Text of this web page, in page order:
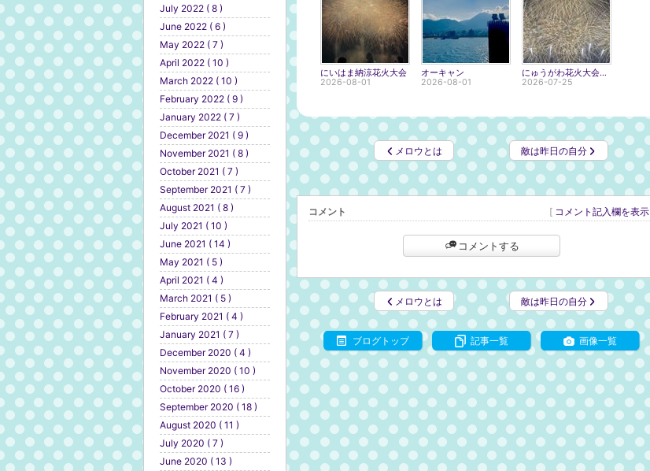
にいはま納涼花火大会
2026-08-01
オーキャン
2026-08-01
にゅうがわ花火大会2026
2026-07-25
メロウとは 敵は昨日の自分
[ コメント記入欄を表示
コメント
コメントする
メロウとは 敵は昨日の自分
ブログトップ 記事一覧 画像一覧
July 2022 ( 8 )
June 2022 ( 6 )
May 2022 ( 7 )
April 2022 ( 10 )
March 2022 ( 10 )
February 2022 ( 9 )
January 2022 ( 7 )
December 2021 ( 9 )
November 2021 ( 8 )
October 2021 ( 7 )
September 2021 ( 7 )
August 2021 ( 8 )
July 2021 ( 10 )
June 2021 ( 14 )
May 2021 ( 5 )
April 2021 ( 4 )
March 2021 ( 5 )
February 2021 ( 4 )
January 2021 ( 7 )
December 2020 ( 4 )
November 2020 ( 10 )
October 2020 ( 16 )
September 2020 ( 18 )
August 2020 ( 11 )
July 2020 ( 7 )
June 2020 ( 13 )